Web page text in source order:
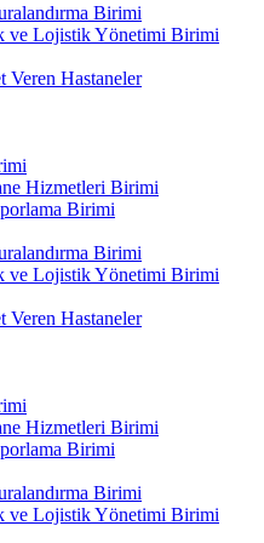
Birimi
ve Lojistik Yönetimi Birimi
Veren Hastaneler
Hizmetleri Birimi
Birimi
Birimi
ve Lojistik Yönetimi Birimi
Veren Hastaneler
Hizmetleri Birimi
Birimi
Birimi
ve Lojistik Yönetimi Birimi